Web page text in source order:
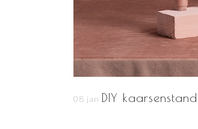
08 jan DIY